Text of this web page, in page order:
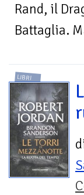
Rand, il
Battaglia.
LIBRI